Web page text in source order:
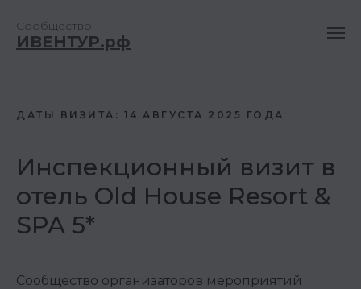
Сообщество
ИВЕНТУР.рф
ДАТЫ ВИЗИТА: 14 АВГУСТА 2025 ГОДА
Инспекционный визит в
отель Old House Resort &
SPA 5*
Сообщество организаторов мероприятий